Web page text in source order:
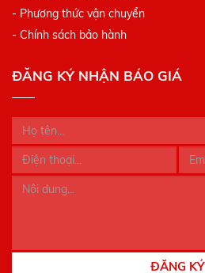
- Phương thức vận chuyển
- Chính sách bảo hành
ĐĂNG KÝ NHẬN BÁO GIÁ
ĐĂNG KÝ